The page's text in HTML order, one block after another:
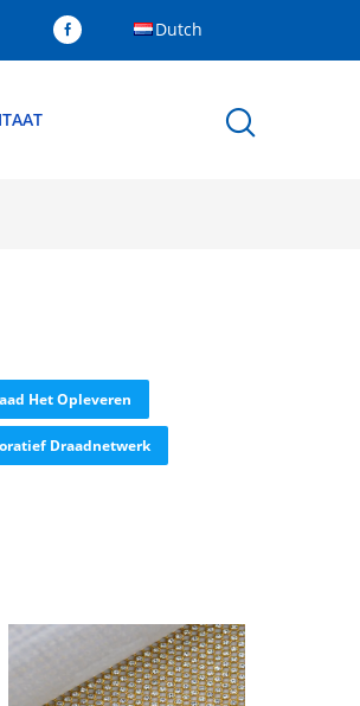
Dutch
Het Opleveren
Draadnetwerk